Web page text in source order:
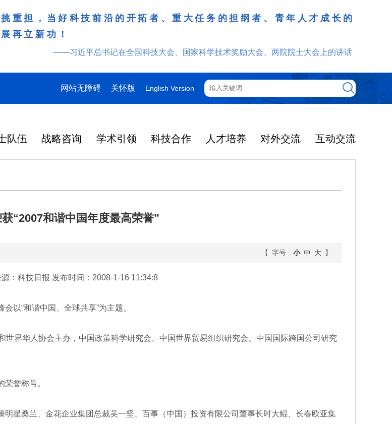
重担，当好科技前沿的开拓者、重大任务的担纲者、青年人才成长的
再立新功！
——习近平总书记在全国科技大会、国家科学技术奖励大会、两院院士大会上的讲话
网站无障碍 关怀版 English Version
队伍 战略咨询 学术引领 科技合作 人才培养 对外交流 互动交流
“2007和谐中国年度最高荣誉”
【 字号 小 中 大】
：科技日报 发布时间：2008-1-16 11:34:8
以“和谐中国、全球共享”为主题。
界华人协会主办，中国政策科学研究会、中国世界贸易组织研究会、中国国际跨国公司研究
誉称号。
明星桑兰、金花企业集团总裁吴一坚、百事（中国）投资有限公司董事长时大鲲、长春欧亚集